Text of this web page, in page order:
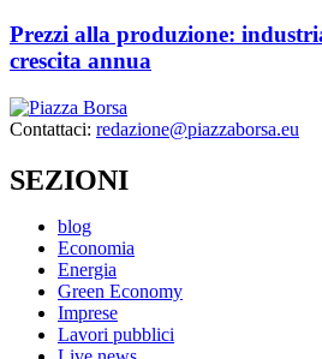
Prezzi alla produzione:
crescita annua
Contattaci: redazione@piazzaborsa.eu
SEZIONI
blog
Economia
Energia
Green Economy
Imprese
Lavori pubblici